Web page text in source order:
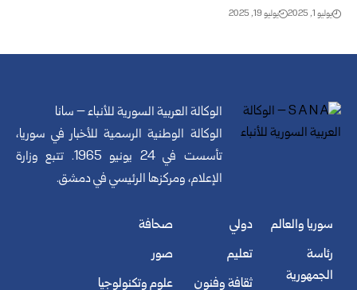
يوليو 1, 2025 يوليو 19, 2025
الوكالة العربية السورية للأنباء – سانا
الوكالة الوطنية الرسمية للأخبار في سوريا،
تأسست في 24 يونيو 1965. تتبع وزارة
الإعلام، ومركزها الرئيسي في دمشق.
سوريا والعالم
رئاسة
الجمهورية
دولي
تعليم
ثقافة وفنون
صحافة
صور
علوم وتكنولوجيا